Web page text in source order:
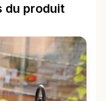
du produit